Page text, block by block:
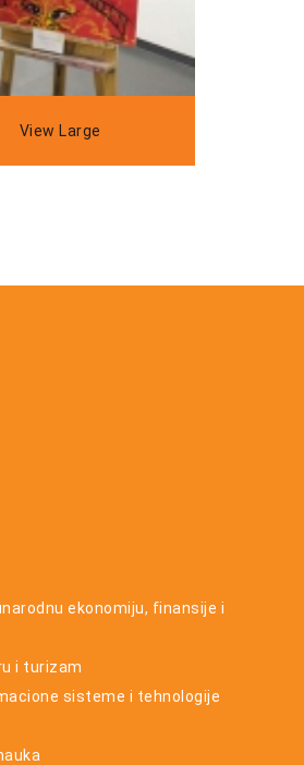
View Large
ekonomiju, finansije i
i turizam
sisteme i tehnologije